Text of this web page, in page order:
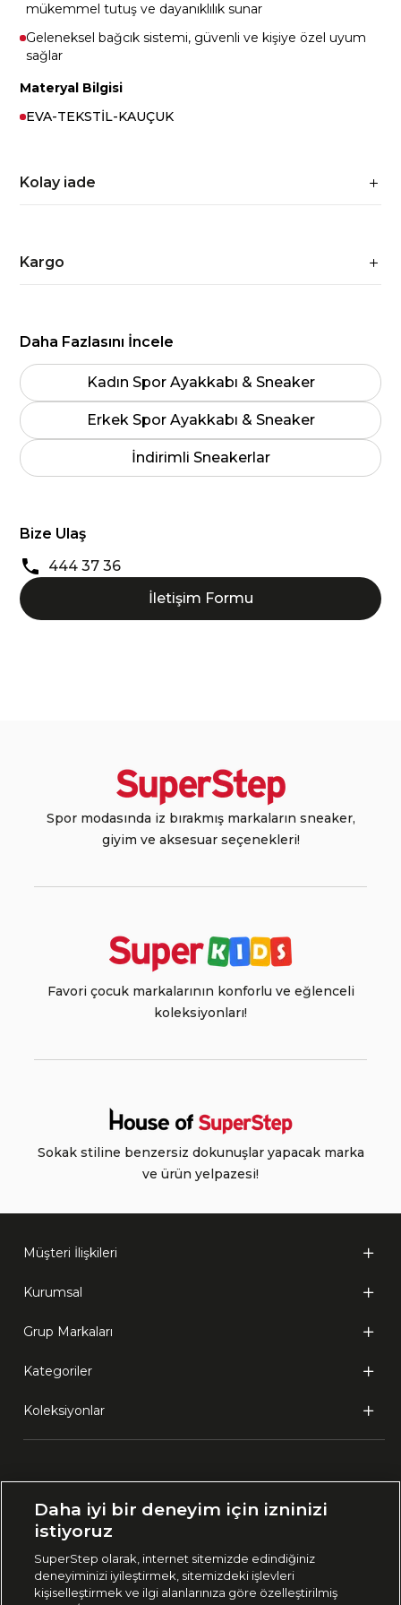
mükemmel tutuş ve dayanıklılık sunar
Geleneksel bağcık sistemi, güvenli ve kişiye özel uyum
sağlar
Materyal Bilgisi
EVA-TEKSTİL-KAUÇUK
Kolay iade
Kargo
Daha Fazlasını İncele
Kadın Spor Ayakkabı & Sneaker
Erkek Spor Ayakkabı & Sneaker
İndirimli Sneakerlar
Bize Ulaş
444 37 36
İletişim Formu
Spor modasında iz bırakmış markaların sneaker,
giyim ve aksesuar seçenekleri!
Favori çocuk markalarının konforlu ve eğlenceli
koleksiyonları!
Sokak stiline benzersiz dokunuşlar yapacak marka
ve ürün yelpazesi!
Müşteri İlişkileri
Kurumsal
Grup Markaları
Kategoriler
Koleksiyonlar
🇹🇷 Türkiye
444 37 36
Daha iyi bir deneyim için izninizi
istiyoruz
SuperStep olarak, internet sitemizde edindiğiniz
deneyiminizi iyileştirmek, sitemizdeki işlevleri
kişiselleştirmek ve ilgi alanlarınıza göre özelleştirilmiş